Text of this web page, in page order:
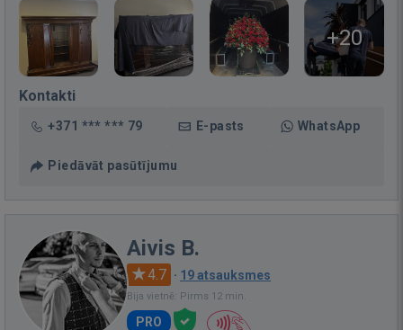
+20
Kontakti
+371 *** *** 79 E-pasts WhatsApp
Piedāvāt pasūtījumu
Aivis B.
4.7 · 19 atsauksmes
Bija vietnē: Pirms 12 min.
PRO